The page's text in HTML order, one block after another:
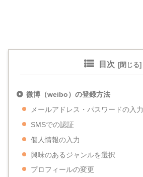
目次
微博（weibo）の登録方法
メールアドレス・パスワードの入力
SMSでの認証
個人情報の入力
興味のあるジャンルを選択
プロフィールの変更